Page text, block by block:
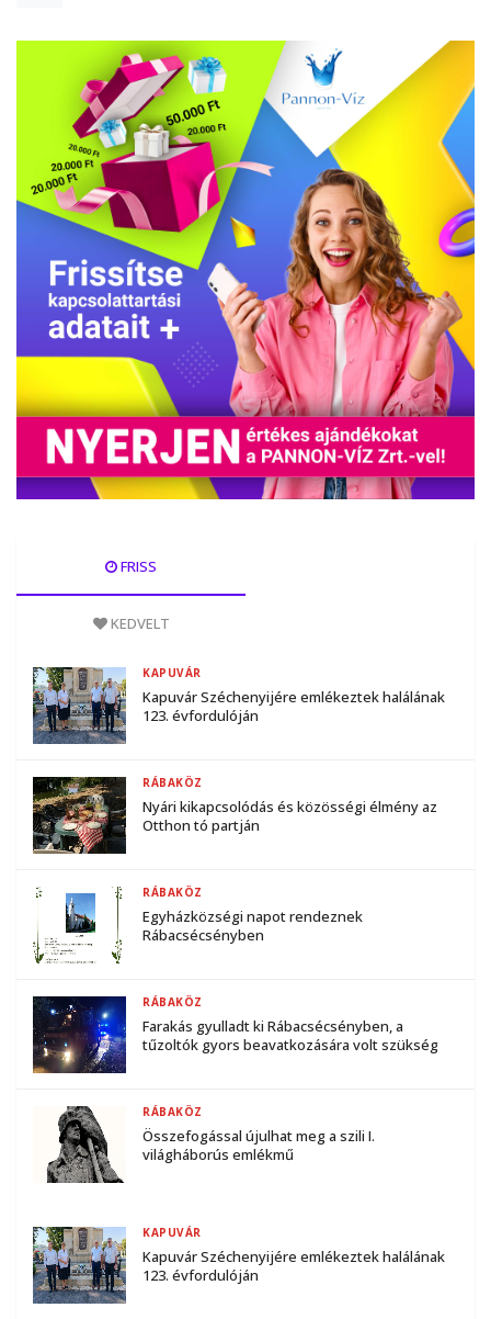
FRISS
KEDVELT
Kapuvár Széchenyijére emlékeztek halálának
123. évfordulóján
KAPUVÁR
Nyári kikapcsolódás és közösségi élmény az
Otthon tó partján
RÁBAKÖZ
Egyházközségi napot rendeznek
Rábacsécsényben
RÁBAKÖZ
Farakás gyulladt ki Rábacsécsényben, a
tűzoltók gyors beavatkozására volt szükség
RÁBAKÖZ
Összefogással újulhat meg a szili I.
világháborús emlékmű
RÁBAKÖZ
Kapuvár Széchenyijére emlékeztek halálának
123. évfordulóján
KAPUVÁR